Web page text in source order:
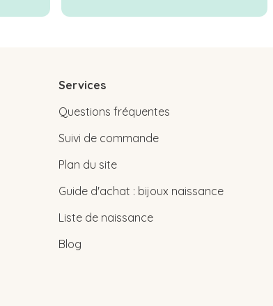
Services
Questions fréquentes
Suivi de commande
Plan du site
Guide d'achat : bijoux naissance
Liste de naissance
Blog